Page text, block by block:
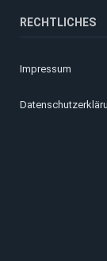
RECHTLICHES
Impressum